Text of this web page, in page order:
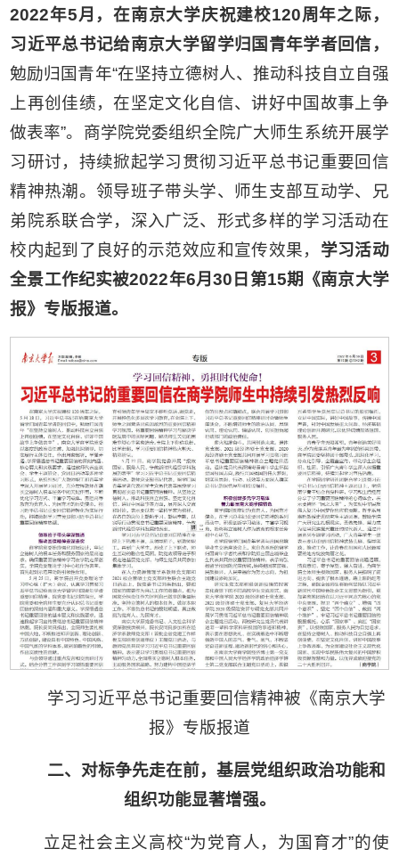
2022年5月，在南京大学庆祝建校120周年之际，
习近平总书记给南京大学留学归国青年学者回信，
勉励归国青年“在坚持立德树人、推动科技自立自强
上再创佳绩，在坚定文化自信、讲好中国故事上争
做表率”。商学院党委组织全院广大师生系统开展学
习研讨，持续掀起学习贯彻习近平总书记重要回信
精神热潮。领导班子带头学、师生支部互动学、兄
弟院系联合学，深入广泛、形式多样的学习活动在
校内起到了良好的示范效应和宣传效果， 学习活动
全景工作纪实被2022年6月30日第15期《南京大学
报》专版报道。
学习习近平总书记重要回信精神被《南京大学
报》专版报道
二、对标争先走在前，基层党组织政治功能和
组织功能显著增强。
立足社会主义高校“为党育人，为国育才”的使